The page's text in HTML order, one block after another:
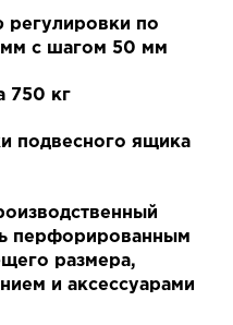
регулировки по
мм с шагом 50 мм
750 кг
подвесного ящика
перфорированным
размера,
и аксессуарами